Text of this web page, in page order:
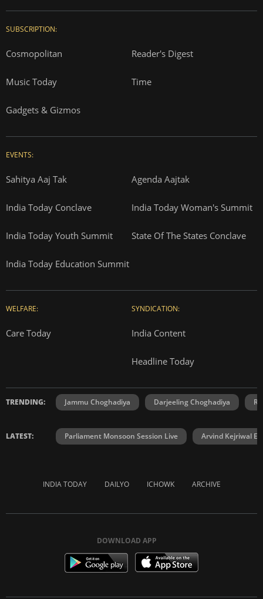
SUBSCRIPTION:
Cosmopolitan Reader's Digest
Music Today Time
Gadgets & Gizmos
EVENTS:
Sahitya Aaj Tak Agenda Aajtak
India Today Conclave India Today Woman's Summit
India Today Youth Summit State Of The States Conclave
India Today Education Summit
WELFARE:
Care Today
SYNDICATION:
India Content
Headline Today
TRENDING: Jammu Choghadiya Darjeeling Choghadiya
LATEST: Parliament Monsoon Session Live Arvind Kejriwal
INDIA TODAY DAILYO ICHOWK ARCHIVE
DOWNLOAD APP